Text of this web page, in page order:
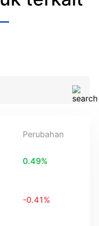
Perubahan
0.49%
-0.41%